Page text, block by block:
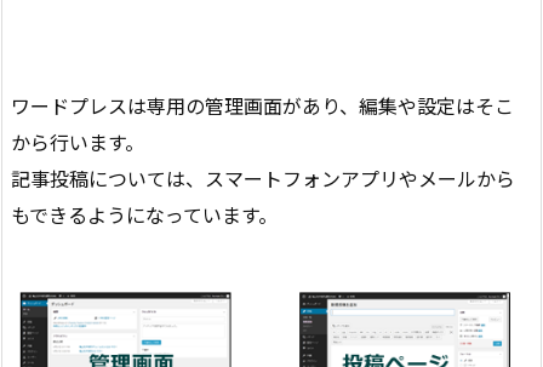
ワードプレスは専用の管理画面があり、編集や設定はそこ
から行います。
記事投稿については、スマートフォンアプリやメールから
もできるようになっています。